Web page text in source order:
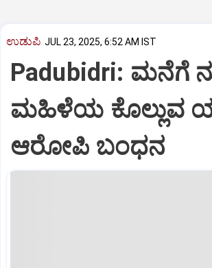
ಉಡುಪಿ JUL 23, 2025, 6:52 AM IST
Padubidri: ಮನೆಗೆ
ಮಹಿಳೆಯ ಕೊಲ್ಲುವ
ಆರೋಪಿ ಬಂಧನ